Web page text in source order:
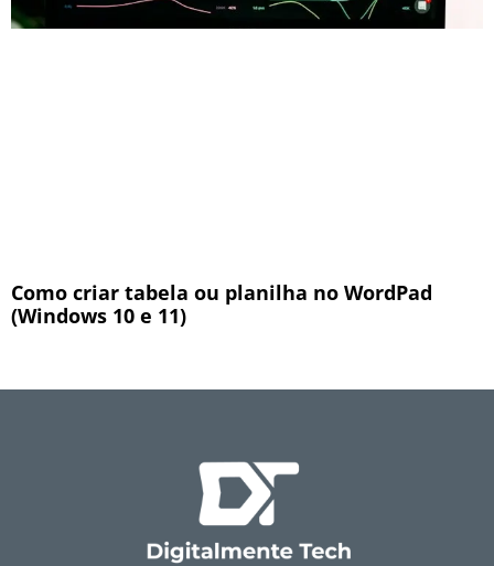
Como criar tabela ou planilha no WordPad
(Windows 10 e 11)